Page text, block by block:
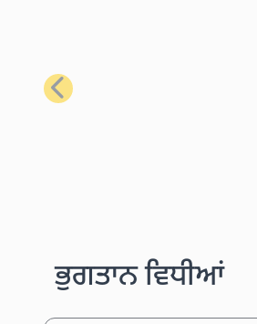
ਪਿਛਲਾ
ਭੁਗਤਾਨ ਵਿਧੀਆਂ